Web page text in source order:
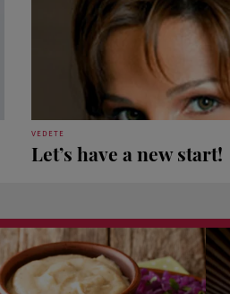
VEDETE
Let’s have a new start!